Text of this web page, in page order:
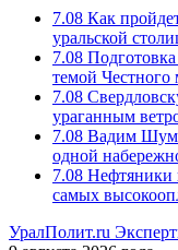
7.08 Как
уральской
7.08 Подготовка
темой
7.08
ураганным
7.08 Вадим
одной
7.08 Нефтяники
самых
УралПолит.ru